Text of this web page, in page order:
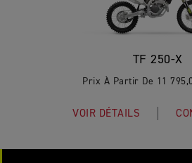
TF 250-X
Prix À Partir De 11
VOIR DÉTAILS